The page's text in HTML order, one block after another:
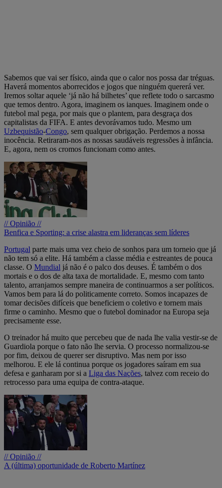
Sabemos que vai ser físico, ainda que o calor nos possa dar tréguas.
Haverá momentos aborrecidos e jogos que ninguém quererá ver.
Iremos soltar aquele ‘já não há bilhetes’ que reflete todo o sarcasmo
que temos dentro. Agora, imaginem os ianques. Imaginem onde o
futebol mal pega, por mais que o plantem, para desgraça dos
capitalistas da FIFA. E antes devorávamos tudo. Mesmo um
Uzbequistão-Congo, sem qualquer obrigação. Perdemos a nossa
inocência. Retiraram-nos as nossas saudáveis regressões à infância.
E, agora, nem os cromos funcionam como antes.
// Opinião //
Benfica e Sporting: a crise alastra em lideranças sem líderes
Portugal parte mais uma vez cheio de sonhos para um torneio que já
não tem só a elite. Há também a classe média e estreantes de pouca
classe. O Mundial já não é o palco dos deuses. É também o dos
mortais e o dos de alta taxa de mortalidade. E, mesmo com tanto
talento, arranjamos sempre maneira de continuarmos a ser políticos.
Vamos bem para lá do politicamente correto. Somos incapazes de
tomar decisões difíceis que beneficiem o coletivo e tornem mais
firme o caminho. Mesmo que o futebol dominador na Europa seja
precisamente esse.
O treinador há muito que percebeu que de nada lhe valia vestir-se de
Guardiola porque o fato não lhe servia. O processo normalizou-se
por fim, deixou de querer ser disruptivo. Mas nem por isso
melhorou. E ele lá continua porque os jogadores saíram em sua
defesa e ganharam por si a Liga das Nações, talvez com receio do
retrocesso para uma equipa de contra-ataque.
// Opinião //
A (última) oportunidade de Roberto Martínez